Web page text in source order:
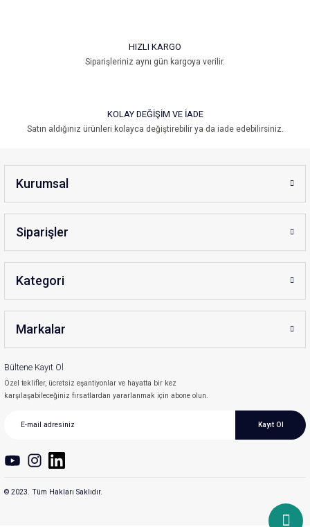
HIZLI KARGO
Siparişleriniz aynı gün kargoya verilir.
KOLAY DEĞİŞİM VE İADE
Satın aldığınız ürünleri kolayca değiştirebilir ya da iade edebilirsiniz.
Kurumsal
Siparişler
Kategori
Markalar
Bültene Kayıt Ol
Özel teklifler, ücretsiz eşantiyonlar ve hayatta bir kez
karşılaşabileceğiniz fırsatlardan yararlanmak için abone olun.
Kayıt Ol
© 2023. Tüm Hakları Saklıdır.